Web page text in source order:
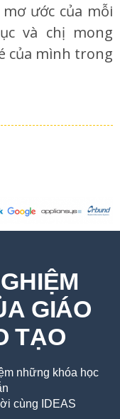
ước của mỗi
và chị mong
của mình trong
GIÁO
TẠO
những khóa học
cùng IDEAS